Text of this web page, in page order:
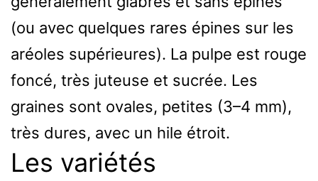
(ou avec quelques rares épines sur les
aréoles supérieures). La pulpe est rouge
foncé, très juteuse et sucrée. Les
graines sont ovales, petites (3–4 mm),
très dures, avec un hile étroit.
Les variétés